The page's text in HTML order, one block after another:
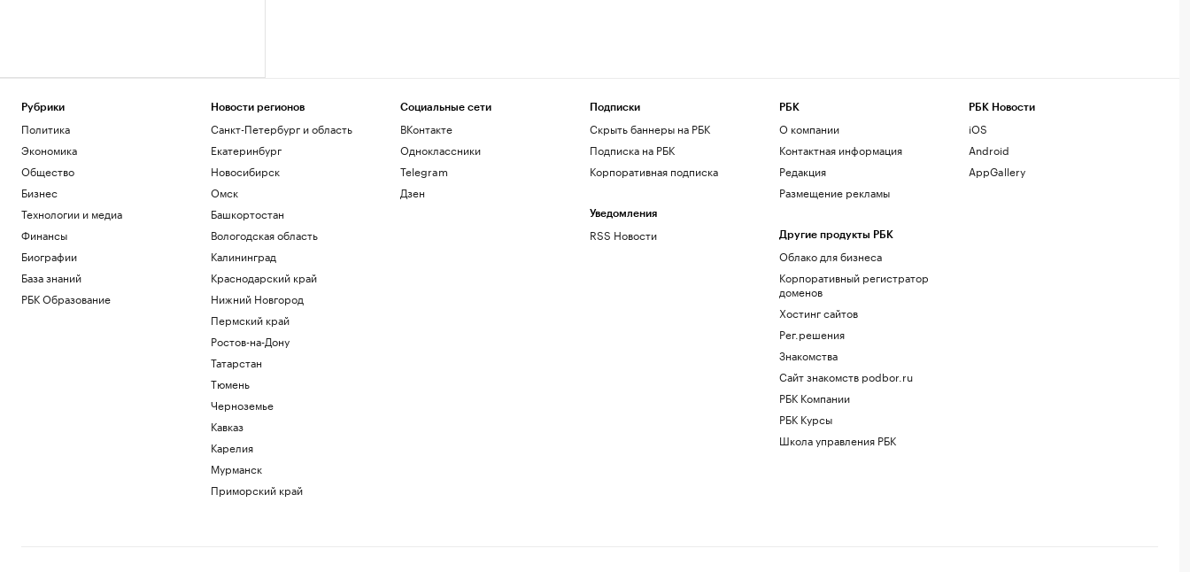
Рубрики
Политика
Экономика
Общество
Бизнес
Технологии и медиа
Финансы
Биографии
База знаний
РБК Образование
Новости регионов
Санкт-Петербург и область
Екатеринбург
Новосибирск
Омск
Башкортостан
Вологодская область
Калининград
Краснодарский край
Нижний Новгород
Пермский край
Ростов-на-Дону
Татарстан
Тюмень
Черноземье
Кавказ
Карелия
Мурманск
Приморский край
Социальные сети
ВКонтакте
Одноклассники
Telegram
Дзен
Подписки
Скрыть баннеры на РБК
Подписка на РБК
Корпоративная подписка
Уведомления
RSS Новости
РБК
О компании
Контактная информация
Редакция
Размещение рекламы
Другие продукты РБК
Облако для бизнеса
Корпоративный регистратор
доменов
Хостинг сайтов
Рег.решения
Знакомства
Сайт знакомств podbor.ru
РБК Компании
РБК Курсы
Школа управления РБК
РБК Новости
iOS
Android
AppGallery